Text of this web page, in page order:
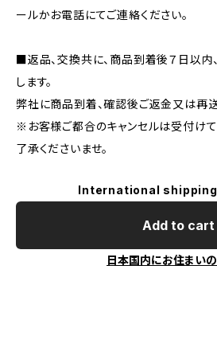
ールかお電話にてご連絡ください。
■返品、交換共に、商品到着後７日以内
します。
弊社に商品到着、確認後ご返金又は再送
※お客様ご都合のキャンセルは受付けて
了承くださいませ。
International
Add to cart
日本国内にお住まい